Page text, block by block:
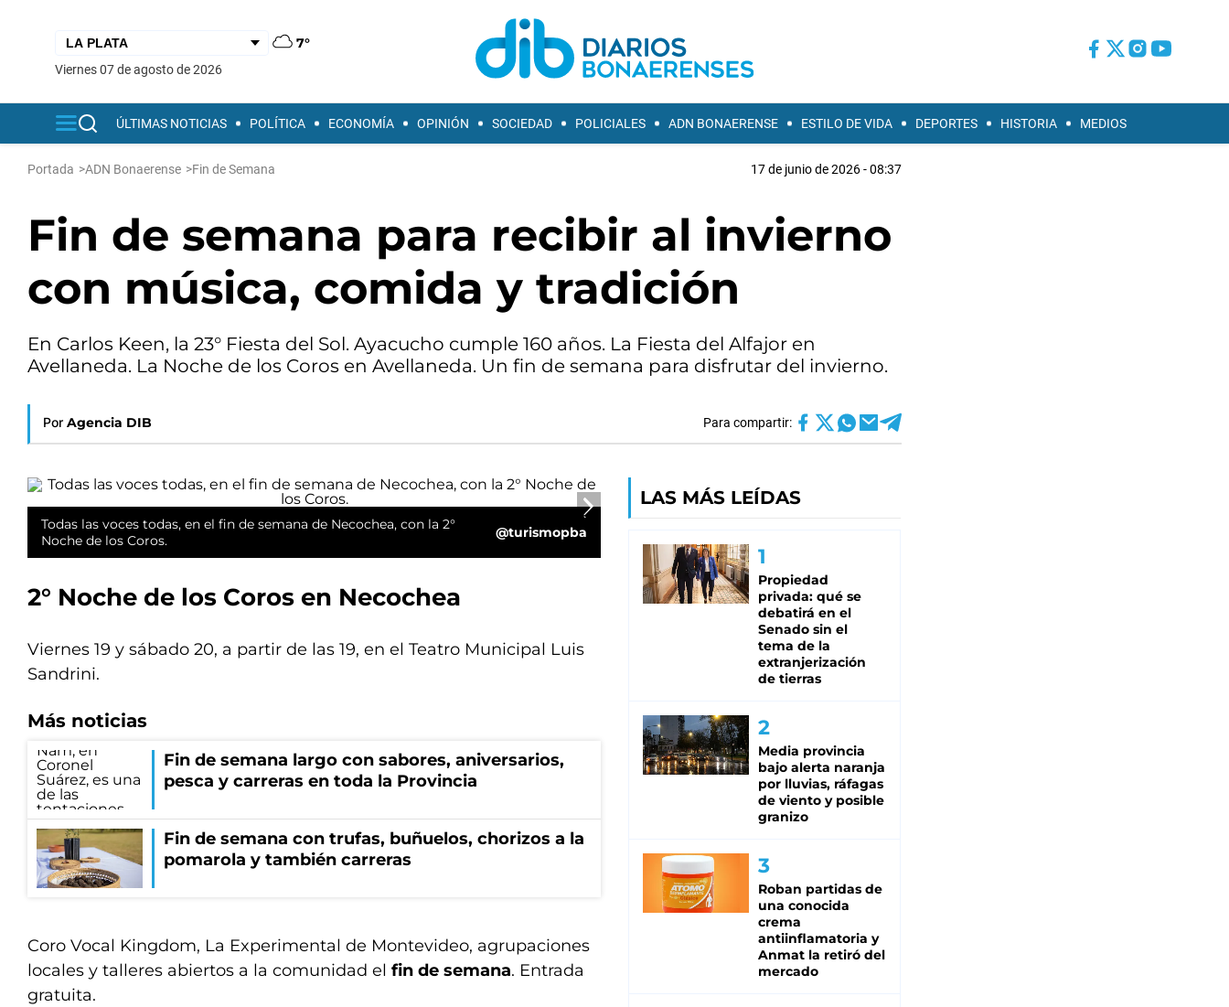
7°
viernes 07 de agosto de 2026
ÚLTIMAS NOTICIAS POLÍTICA ECONOMÍA OPINIÓN SOCIEDAD POLICIALES ADN BONAERENSE ESTILO DE VIDA DEPORTES HISTORIA MEDIOS
Portada >ADN Bonaerense >Fin de Semana 17 de junio de 2026 - 08:37
Fin de semana para recibir al invierno
con música, comida y tradición
En Carlos Keen, la 23° Fiesta del Sol. Ayacucho cumple 160 años. La Fiesta del Alfajor en
Avellaneda. La Noche de los Coros en Avellaneda. Un fin de semana para disfrutar del invierno.
Por Agencia DIB Para compartir:
Todas las voces todas, en el fin de semana de Necochea, con la 2°
Noche de los Coros.
@turismopba
2° Noche de los Coros en Necochea
Viernes 19 y sábado 20, a partir de las 19, en el Teatro Municipal Luis
Sandrini.
Más noticias
Fin de semana largo con sabores, aniversarios,
pesca y carreras en toda la Provincia
Fin de semana con trufas, buñuelos, chorizos a la
pomarola y también carreras
Coro Vocal Kingdom, La Experimental de Montevideo, agrupaciones
locales y talleres abiertos a la comunidad el fin de semana. Entrada
gratuita.
LAS MÁS LEÍDAS
Propiedad
privada: qué se
debatirá en el
Senado sin el
tema de la
extranjerización
de tierras
Media provincia
bajo alerta naranja
por lluvias, ráfagas
de viento y posible
granizo
Roban partidas de
una conocida
crema
antiinflamatoria y
Anmat la retiró del
mercado